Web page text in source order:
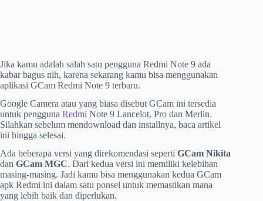
Jika kamu adalah salah satu pengguna Redmi Note 9 ada
kabar bagus nih, karena sekarang kamu bisa menggunakan
aplikasi GCam Redmi Note 9 terbaru.
Google Camera atau yang biasa disebut GCam ini tersedia
untuk pengguna Redmi Note 9 Lancelot, Pro dan Merlin.
Silahkan sebelum mendownload dan installnya, baca artikel
ini hingga selesai.
Ada beberapa versi yang direkomendasi seperti GCam Nikita
dan GCam MGC. Dari kedua versi ini memiliki kelebihan
masing-masing. Jadi kamu bisa menggunakan kedua GCam
apk Redmi ini dalam satu ponsel untuk memastikan mana
yang lebih baik dan diperlukan.